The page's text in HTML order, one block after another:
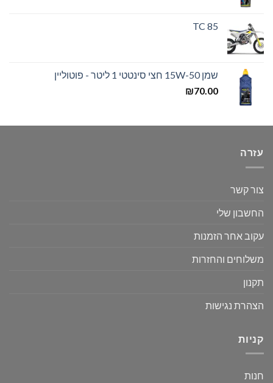
TC 85
שמן 15W-50 חצי סינטטי 1 ליטר - פוטוליין
₪70.00
עזרה
צור קשר
החשבון שלי
עקוב אחר הזמנות
משלוחים והחזרות
תקנון
הצהרת נגישות
קניות
חנות